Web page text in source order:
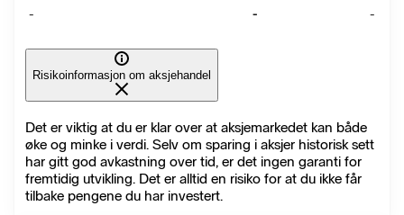
- - -
Risikoinformasjon om aksjehandel
Det er viktig at du er klar over at aksjemarkedet kan både
øke og minke i verdi. Selv om sparing i aksjer historisk sett
har gitt god avkastning over tid, er det ingen garanti for
fremtidig utvikling. Det er alltid en risiko for at du ikke får
tilbake pengene du har investert.